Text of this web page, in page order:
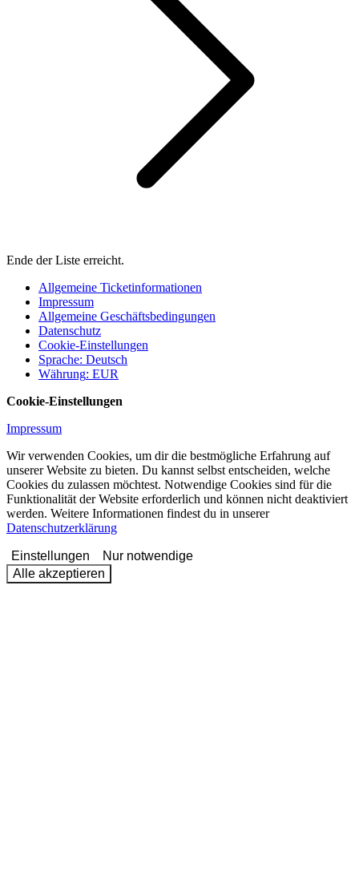
Ende der Liste erreicht.
Allgemeine Ticketinformationen
Impressum
Allgemeine Geschäftsbedingungen
Datenschutz
Cookie-Einstellungen
Sprache: Deutsch
Währung: EUR
Cookie-Einstellungen
Impressum
Wir verwenden Cookies, um dir die bestmögliche Erfahrung auf
unserer Website zu bieten. Du kannst selbst entscheiden, welche
Cookies du zulassen möchtest. Notwendige Cookies sind für die
Funktionalität der Website erforderlich und können nicht deaktiviert
werden. Weitere Informationen findest du in unserer
Datenschutzerklärung
Einstellungen
Nur notwendige
Alle akzeptieren